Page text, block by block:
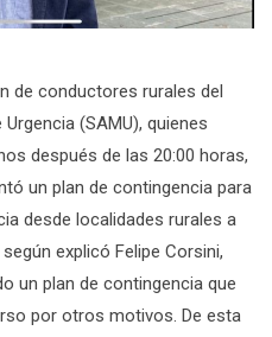
de conductores rurales del
(SAMU), quienes
después de las 20:00 horas,
un plan de contingencia para
desde localidades rurales a
explicó Felipe Corsini,
un plan de contingencia que
por otros motivos. De esta